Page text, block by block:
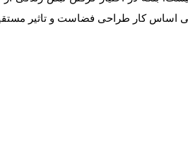
اساس کار طراحی فضاست و تاثیر